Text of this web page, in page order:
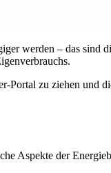
werden – das sind
Portal zu ziehen und
Aspekte der